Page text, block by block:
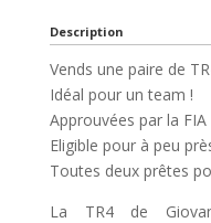
Description
Vends une paire de
Idéal pour un team !
Approuvées par la
Eligible pour à peu
Toutes deux prêtes
La TR4 de